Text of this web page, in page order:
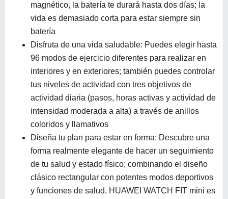
magnético, la batería te durará hasta dos días; la
vida es demasiado corta para estar siempre sin
batería
Disfruta de una vida saludable: Puedes elegir hasta
96 modos de ejercicio diferentes para realizar en
interiores y en exteriores; también puedes controlar
tus niveles de actividad con tres objetivos de
actividad diaria (pasos, horas activas y actividad de
intensidad moderada a alta) a través de anillos
coloridos y llamativos
Diseña tu plan para estar en forma: Descubre una
forma realmente elegante de hacer un seguimiento
de tu salud y estado físico; combinando el diseño
clásico rectangular con potentes modos deportivos
y funciones de salud, HUAWEI WATCH FIT mini es